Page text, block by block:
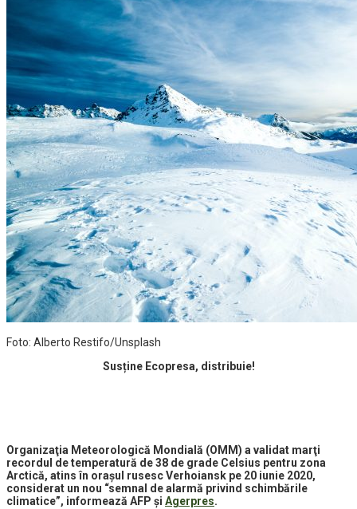
Foto: Alberto Restifo/Unsplash
Susține Ecopresa, distribuie!
Organizaţia Meteorologică Mondială (OMM) a validat marţi
recordul de temperatură de 38 de grade Celsius pentru zona
Arctică, atins în oraşul rusesc Verhoiansk pe 20 iunie 2020,
considerat un nou “semnal de alarmă privind schimbările
climatice”, informează AFP și Agerpres.